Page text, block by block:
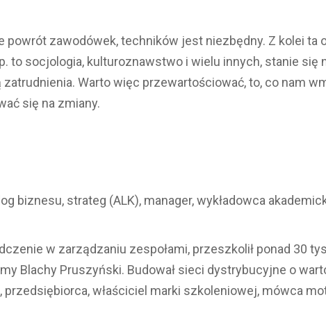
powrót zawodówek, techników jest niezbędny. Z kolei ta
to socjologia, kulturoznawstwo i wielu innych, stanie się
zatrudnienia. Warto więc przewartościować, to, co nam
się na zmiany.
biznesu, strateg (ALK), manager, wykładowca
w zarządzaniu zespołami, przeszkolił ponad 30
Blachy Pruszyński. Budował sieci dystrybucyjne o
przedsiębiorca, właściciel marki szkoleniowej, mówca